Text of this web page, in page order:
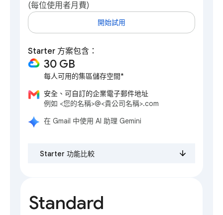
(每位使用者月費)
開始試用
Starter 方案包含：
30 GB
每人可用的集區儲存空間*
安全、可自訂的企業電子郵件地址
例如 <您的名稱>@<貴公司名稱>.com
在 Gmail 中使用 AI 助理 Gemini
Starter 功能比較
Standard